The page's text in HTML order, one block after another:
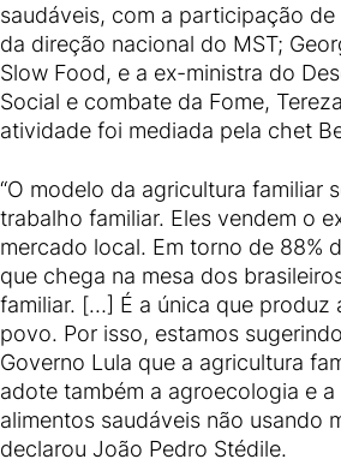
saudáveis, com a participação
da direção nacional do MST;
Slow Food, e a ex-ministra do
Social e combate da Fome,
atividade foi mediada pela chet
“O modelo da agricultura familiar
trabalho familiar. Eles vendem o
mercado local. Em torno de 88%
que chega na mesa dos
familiar. […] É a única que produz
povo. Por isso, estamos
Governo Lula que a agricultura
adote também a agroecologia e
alimentos saudáveis não usando
declarou João Pedro Stédile.